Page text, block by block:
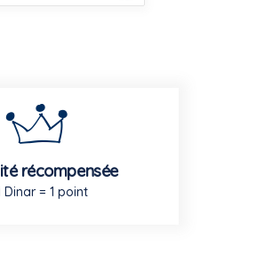
récompensée
Dinar = 1 point